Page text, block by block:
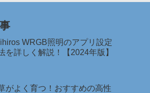
WRGB照明のアプリ設定
を詳しく解説！【2024年版】
がよく育つ！おすすめの高性